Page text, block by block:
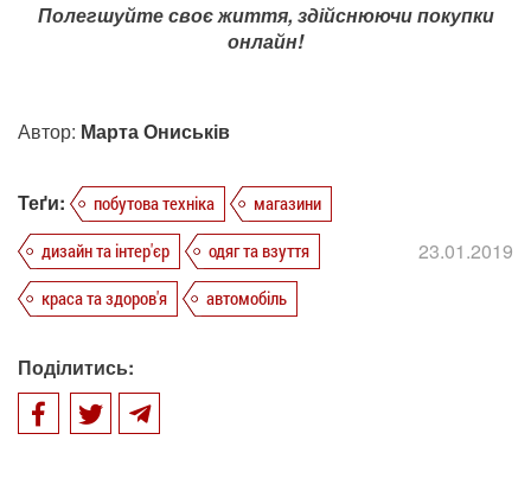
Полегшуйте своє життя, здійснюючи покупки
онлайн!
Автор: Марта Ониськів
Теґи: побутова техніка
магазини
дизайн та інтер'єр
одяг та взуття
краса та здоров'я
автомобіль
23.01.2019
Поділитись: